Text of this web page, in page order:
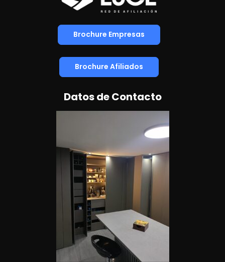
Brochure Empresas
Brochure Afiliados
Datos de Contacto